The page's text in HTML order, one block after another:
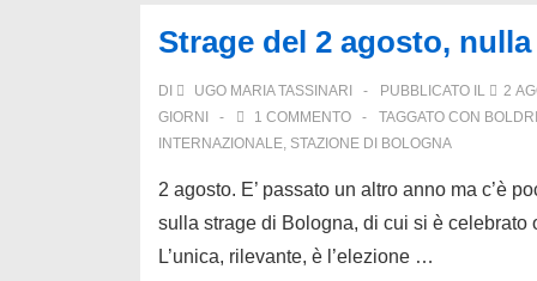
nostro
compagno
ucciso
da
Carlos”
Strage del 2 agosto,
DI UGO MARIA TASSINARI PUBBLICATO IL 2
GIORNI
1 COMMENTO TAGGATO CON
INTERNAZIONALE, STAZIONE DI BOLOGNA
2 agosto. E’ passato un altro anno ma c’è
sulla strage di Bologna, di cui si è
L’unica, rilevante, è l’elezione …